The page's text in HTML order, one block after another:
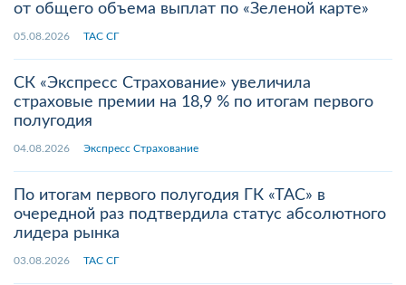
от общего объема выплат по «Зеленой карте»
05.08.2026 ТАС СГ
СК «Экспресс Страхование» увеличила
страховые премии на 18,9 % по итогам первого
полугодия
04.08.2026 Экспресс Страхование
По итогам первого полугодия ГК «ТАС» в
очередной раз подтвердила статус абсолютного
лидера рынка
03.08.2026 ТАС СГ